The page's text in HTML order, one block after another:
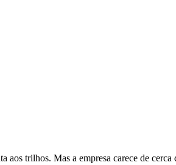
trilhos. Mas a empresa carece de cerca